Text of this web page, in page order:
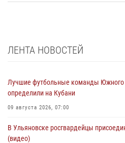
ЛЕНТА НОВОСТЕЙ
Лучшие футбольные команды Южного
определили на Кубани
09 августа 2026, 07:00
В Ульяновске росгвардейцы
(видео)